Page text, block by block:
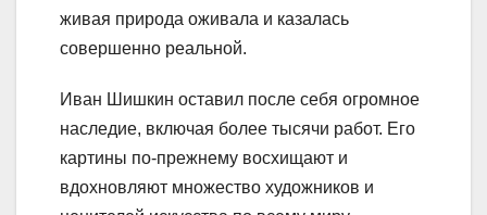
живая природа оживала и казалась
совершенно реальной.
Иван Шишкин оставил после себя огромное
наследие, включая более тысячи работ. Его
картины по-прежнему восхищают и
вдохновляют множество художников и